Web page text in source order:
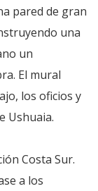
pared de gran
una
un
El mural
los oficios y
Ushuaia.
Costa Sur.
a los